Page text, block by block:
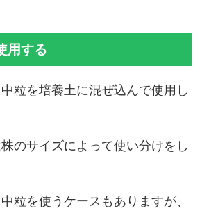
用する
粒を培養土に混ぜ込んで使用し
のサイズによって使い分けをし
粒を使うケースもありますが、